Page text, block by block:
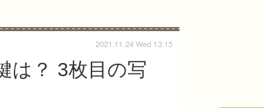
は？ 3枚目の写
2021.11.24 Wed 13:15